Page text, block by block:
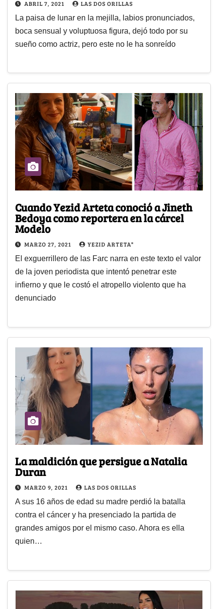
ABRIL 7, 2021 LAS DOS ORILLAS
La paisa de lunar en la mejilla, labios pronunciados,
boca sensual y voluptuosa figura, dejó todo por su
sueño como actriz, pero este no le ha sonreído
Cuando Yezid Arteta conoció a Jineth
Bedoya como reportera en la cárcel
Modelo
MARZO 27, 2021 YEZID ARTETA*
El exguerrillero de las Farc narra en este texto el valor
de la joven periodista que intentó penetrar este
infierno y que le costó el atropello violento que ha
denunciado
La maldición que persigue a Natalia
Duran
MARZO 9, 2021 LAS DOS ORILLAS
A sus 16 años de edad su madre perdió la batalla
contra el cáncer y ha presenciado la partida de
grandes amigos por el mismo caso. Ahora es ella
quien…